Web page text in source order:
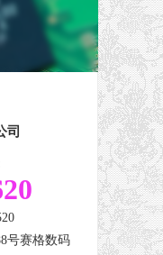
司
号赛格数码